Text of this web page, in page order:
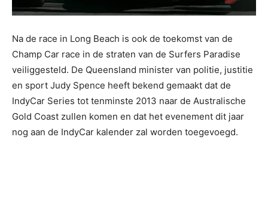
Na de race in Long Beach is ook de toekomst van de
Champ Car race in de straten van de Surfers Paradise
veiliggesteld. De Queensland minister van politie, justitie
en sport Judy Spence heeft bekend gemaakt dat de
IndyCar Series tot tenminste 2013 naar de Australische
Gold Coast zullen komen en dat het evenement dit jaar
nog aan de IndyCar kalender zal worden toegevoegd.